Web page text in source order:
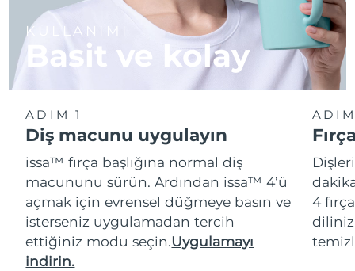
KULLANIMI
Basit ve kolay
ADIM 1
Diş macunu uygulayın
issa™ fırça başlığına normal diş
macununu sürün. Ardından issa™ 4’ü
açmak için evrensel düğmeye basın ve
isterseniz uygulamadan tercih
ettiğiniz modu seçin.Uygulamayı
indirin.
4